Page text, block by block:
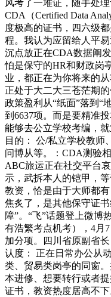
风考了一堆证，随手处
CDA（Certified Data
度极高的证书，四六级
程。我认为应留给人平
沉点放正在CDA数据阐
怕是保守的HR和财政岗
业，都正在为你将来的
正处于大二大三苍茫期
政策盈利从“纸面”落到“
到6637项。而是要精准
能够去公立学校考编，
目的： 公/私立学校教师
问博从等。：CDA测验
ABC旅运正在社交平台
示，武拆本人的铠甲，
教资，恰是由于大师都
焦炙了，是其他保守证
障”。“飞”话题登上微博
有浩繁考点机考），4月
加分项。四川省原副省
认度： 正在日常办公从
类、贸易类岗亭的同窗
本进修、想要转行或者
证书，教资热度居高不下